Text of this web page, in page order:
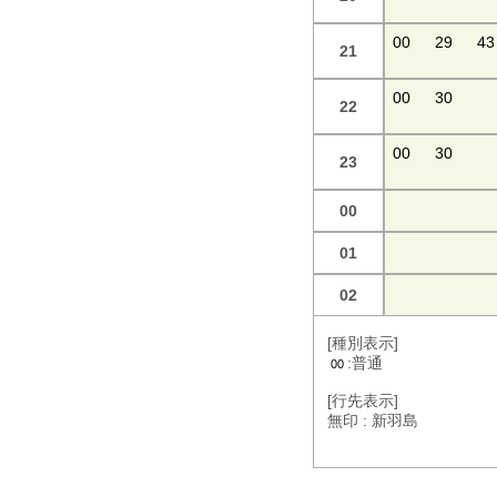
21 00 29 43
22 00 30
23 00 30
00
01
02
[種別表示]
00 :普通
[行先表示]
無印 : 新羽島